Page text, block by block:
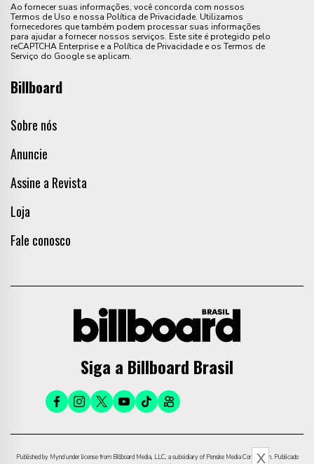
Ao fornecer suas informações, você concorda com nossos
Termos de Uso e nossa Política de Privacidade. Utilizamos
fornecedores que também podem processar suas informações
para ajudar a fornecer nossos serviços. Este site é protegido pelo
reCAPTCHA Enterprise e a Política de Privacidade e os Termos de
Serviço do Google se aplicam.
Billboard
Sobre nós
Anuncie
Assine a Revista
Loja
Fale conosco
Siga a Billboard Brasil
Published by Mynd under license from Billboard Media, LLC, a subsidiary of Penske Media Corporation. Publicado
X